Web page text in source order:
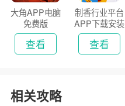
大角APP电脑
免费版
查看
制香行业平台
APP下载安装
2026
查看
相关攻略